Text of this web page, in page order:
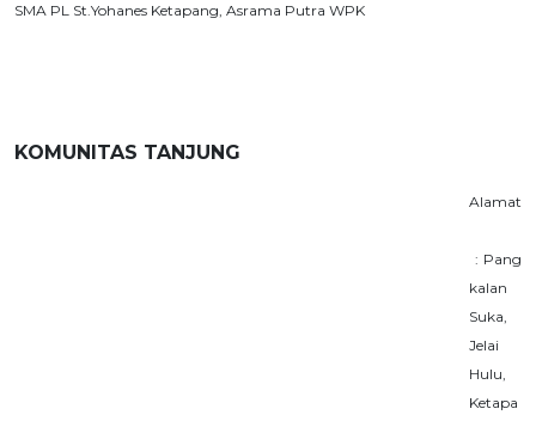
SMA PL St.Yohanes Ketapang, Asrama Putra WPK
KOMUNITAS TANJUNG
Alamat
: Pang
kalan
Suka,
Jelai
Hulu,
Ketapa